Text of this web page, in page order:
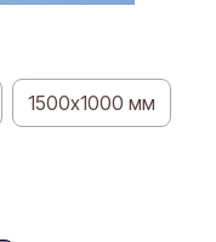
1500х1000 мм